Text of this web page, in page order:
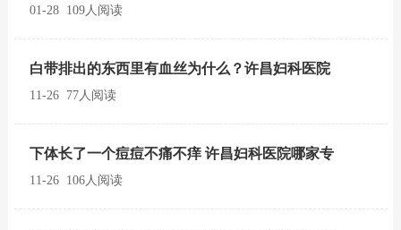
01-28 109人阅读
白带排出的东西里有血丝为什么？许昌妇科医院
11-26 77人阅读
下体长了一个痘痘不痛不痒 许昌妇科医院哪家专
11-26 106人阅读